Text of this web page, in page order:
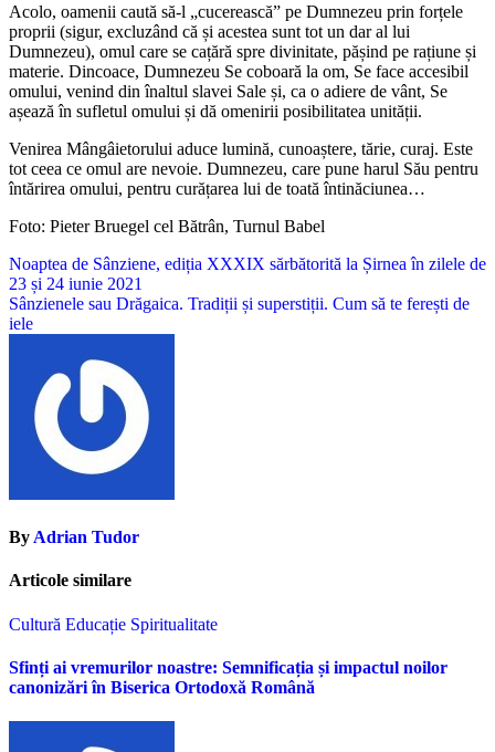
Acolo, oamenii caută să-l „cucerească” pe Dumnezeu prin forțele
proprii (sigur, excluzând că și acestea sunt tot un dar al lui
Dumnezeu), omul care se cațără spre divinitate, pășind pe rațiune și
materie. Dincoace, Dumnezeu Se coboară la om, Se face accesibil
omului, venind din înaltul slavei Sale și, ca o adiere de vânt, Se
așează în sufletul omului și dă omenirii posibilitatea unității.
Venirea Mângâietorului aduce lumină, cunoaștere, tărie, curaj. Este
tot ceea ce omul are nevoie. Dumnezeu, care pune harul Său pentru
întărirea omului, pentru curățarea lui de toată întinăciunea…
Foto: Pieter Bruegel cel Bătrân, Turnul Babel
Navigare
în
articole
Noaptea de Sânziene, ediția XXXIX sărbătorită la Șirnea în zilele de
23 și 24 iunie 2021
Sânzienele sau Drăgaica. Tradiții și superstiții. Cum să te ferești de
iele
By Adrian Tudor
Articole similare
Cultură Educație Spiritualitate
Sfinți ai vremurilor noastre: Semnificația și impactul noilor
canonizări în Biserica Ortodoxă Română